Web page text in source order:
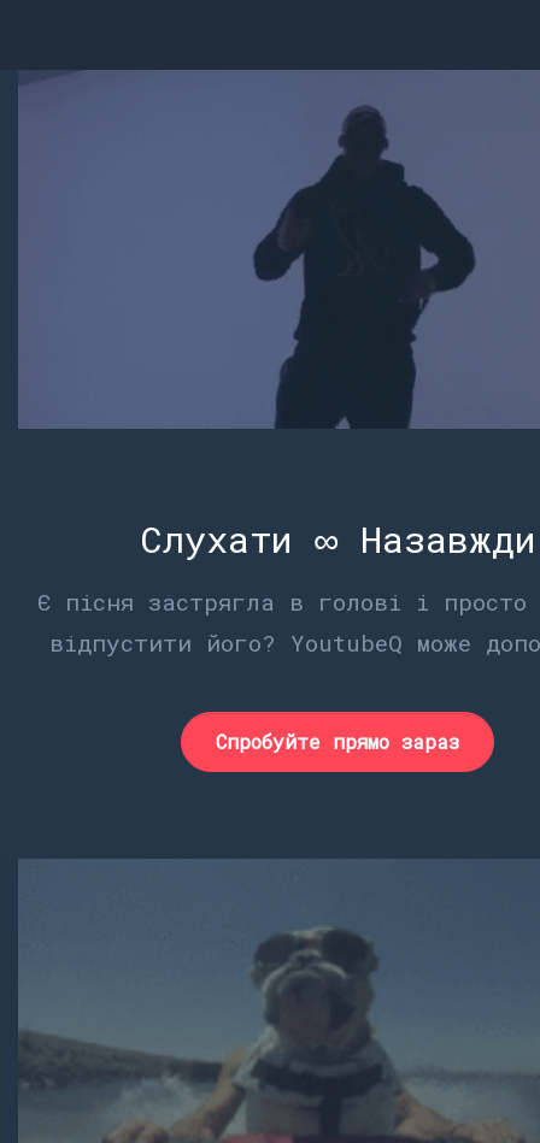
Слухати ∞ Назавжди
Є пісня застрягла в голові і просто
відпустити його? YoutubeQ може
Спробуйте прямо зараз